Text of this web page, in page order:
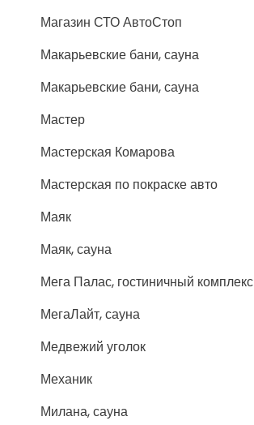
Магазин СТО АвтоСтоп
Макарьевские бани, сауна
Макарьевские бани, сауна
Мастер
Мастерская Комарова
Мастерская по покраске авто
Маяк
Маяк, сауна
Мега Палас, гостиничный комплекс
МегаЛайт, сауна
Медвежий уголок
Механик
Милана, сауна